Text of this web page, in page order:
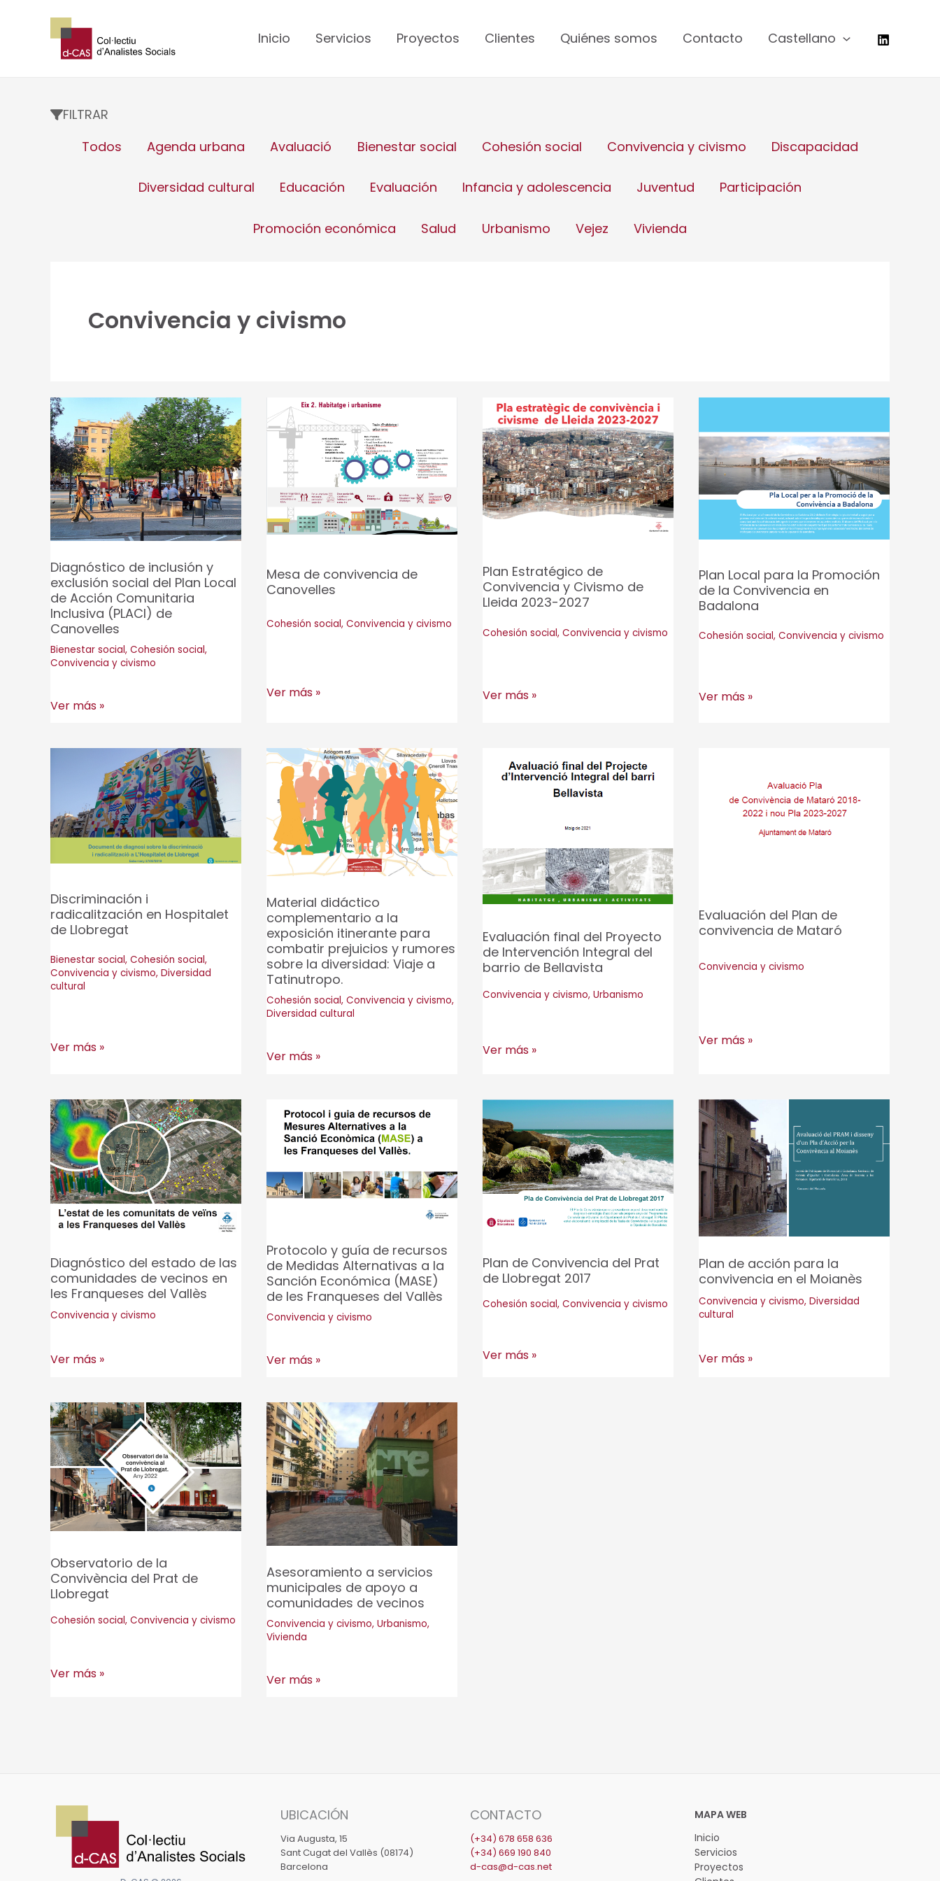
contenido
Inicio Servicios Proyectos Clientes Quiénes somos Contacto Castellano
FILTRAR
Todos Agenda urbana Avaluació Bienestar social Cohesión social Convivencia y civismo Discapacidad
Diversidad cultural Educación Evaluación Infancia y adolescencia Juventud Participación
Promoción económica Salud Urbanismo Vejez Vivienda
Convivencia y civismo
Diagnóstico de inclusión y
exclusión social del Plan Local
de Acción Comunitaria
Inclusiva (PLACI) de
Canovelles
Bienestar social, Cohesión social,
Convivencia y civismo
Diagnóstico
inclusión
exclusión
del
Local
Acción
Comunitaria
(PLACI)
de
Ver más »
Mesa de convivencia de
Canovelles
Cohesión social, Convivencia y civismo
Mesa
de
Canovelles
Ver más »
Plan Estratégico de
Convivencia y Civismo de
Lleida 2023-2027
Cohesión social, Convivencia y civismo
Plan
2023-
2027
Ver más »
Plan Local para la Promoción
de la Convivencia en
Badalona
Cohesión social, Convivencia y civismo
Plan
Convivencia
Ver más »
Discriminación i
radicalitzación en Hospitalet
de Llobregat
Bienestar social, Cohesión social,
Convivencia y civismo, Diversidad
cultural
Discriminación
en
Hospitalet
de
Llobregat
Ver más »
Material didáctico
complementario a la
exposición itinerante para
combatir prejuicios y rumores
sobre la diversidad: Viaje a
Tatinutropo.
Cohesión social, Convivencia y civismo,
Diversidad cultural
Material
exposición
itinerante
para
y
rumores
sobre
la
Viaje
Tatinutropo.
Ver más »
Evaluación final del Proyecto
de Intervención Integral del
barrio de Bellavista
Convivencia y civismo, Urbanismo
Evaluación
Proyecto
de
Intervención
Integral
del
de
Ver más »
Evaluación del Plan de
convivencia de Mataró
Convivencia y civismo
Evaluación
de
convivencia
de
Mataró
Ver más »
Diagnóstico del estado de las
comunidades de vecinos en
les Franqueses del Vallès
Convivencia y civismo
Diagnóstico
estado
de
las
comunidades
de
vecinos
en
Franqueses
del
Vallès
Ver más »
Protocolo y guía de recursos
de Medidas Alternativas a la
Sanción Económica (MASE)
de les Franqueses del Vallès
Convivencia y civismo
Protocolo
guía
de
recursos
de
Medidas
Alternativas
a
la
Económica
(MASE)
de
les
del
Ver más »
Plan de Convivencia del Prat
de Llobregat 2017
Cohesión social, Convivencia y civismo
Plan
Ver más »
Plan de acción para la
convivencia en el Moianès
Convivencia y civismo, Diversidad
cultural
Plan
Ver más »
Observatorio de la
Convivència del Prat de
Llobregat
Cohesión social, Convivencia y civismo
Observatorio
Ver más »
Asesoramiento a servicios
municipales de apoyo a
comunidades de vecinos
Convivencia y civismo, Urbanismo,
Vivienda
Asesoramiento
comunidades
vecinos
Ver más »
UBICACIÓN
Via Augusta, 15
Sant Cugat del Vallès (08174)
Barcelona
CONTACTO
(+34) 678 658 636
(+34) 669 190 840
d-cas@d-cas.net
Inicio
Servicios
Proyectos